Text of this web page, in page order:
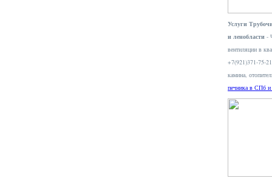
Услуги
и ленобласти -
вентиляции в
+7(921)371-75-
камина,
печника в СПб и